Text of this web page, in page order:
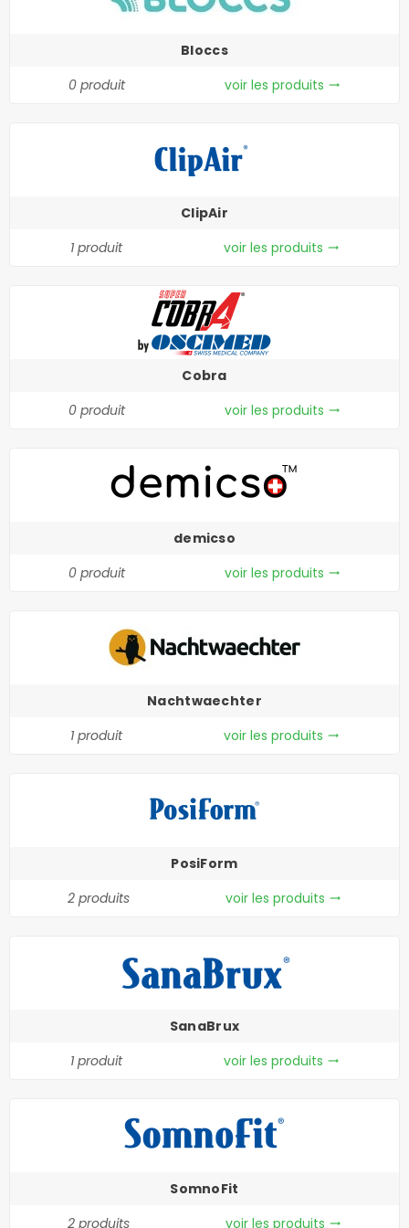
Bloccs
0 produit
voir les produits trending_flat
ClipAir
1 produit
voir les produits trending_flat
Cobra
0 produit
voir les produits trending_flat
demicso
0 produit
voir les produits trending_flat
Nachtwaechter
1 produit
voir les produits trending_flat
PosiForm
2 produits
voir les produits trending_flat
SanaBrux
1 produit
voir les produits trending_flat
SomnoFit
2 produits
voir les produits trending_flat